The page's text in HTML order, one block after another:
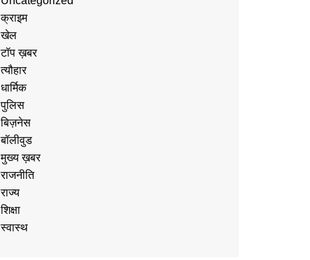
क्राइम
खेल
टॉप ख़बर
त्यौहार
धार्मिक
पुलिस
बिज़नेस
बॉलीवुड
मुख्य ख़बर
राजनीति
राज्य
शिक्षा
स्वास्थ